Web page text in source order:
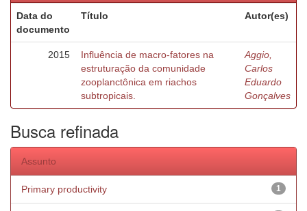
Data do
documento
Título Autor(es)
2015
Influência de macro-fatores na
estruturação da comunidade
zooplanctônica em riachos
subtropicais.
Aggio,
Carlos
Eduardo
Gonçalves
Busca refinada
Assunto
1
Primary productivity